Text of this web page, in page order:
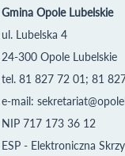
Gmina Opole Lubelskie
ul. Lubelska 4
24-300 Opole Lubelskie
tel. 81 827 72 01; 81
e-mail:
NIP 717 173 36 12
ESP - Elektroniczna